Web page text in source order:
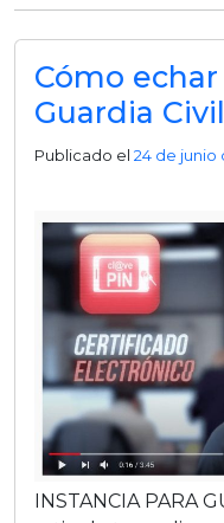
Cómo
Guardia Civil
Publicado el 24 de junio
INSTANCIA PARA